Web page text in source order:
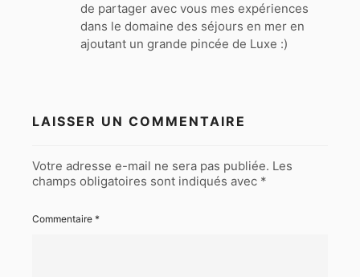
de partager avec vous mes expériences
dans le domaine des séjours en mer en
ajoutant un grande pincée de Luxe :)
LAISSER UN COMMENTAIRE
Votre adresse e-mail ne sera pas publiée. Les
champs obligatoires sont indiqués avec *
Commentaire *